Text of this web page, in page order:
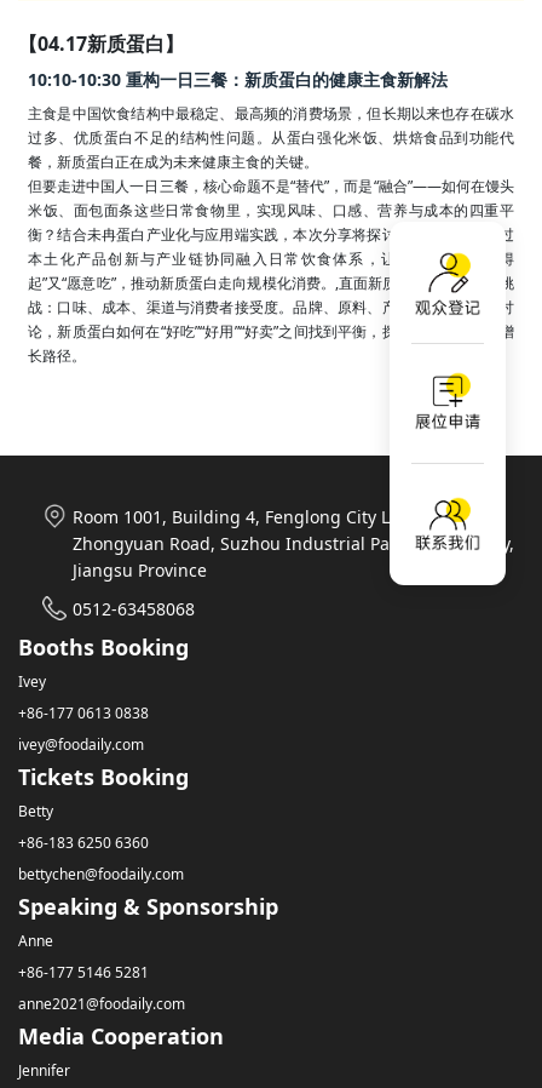
【04.17新质蛋白】
10:10-10:30 重构一日三餐：新质蛋白的健康主食新解法
主食是中国饮食结构中最稳定、最高频的消费场景，但长期以来也存在碳水
过多、优质蛋白不足的结构性问题。从蛋白强化米饭、烘焙食品到功能代
餐，新质蛋白正在成为未来健康主食的关键。
但要走进中国人一日三餐，核心命题不是“替代”，而是“融合”——如何在馒头
米饭、面包面条这些日常食物里，实现风味、口感、营养与成本的四重平
衡？结合未冉蛋白产业化与应用端实践，本次分享将探讨新质蛋白如何通过
本土化产品创新与产业链协同融入日常饮食体系，让健康主食既“吃得
起”又“愿意吃”，推动新质蛋白走向规模化消费。,直面新质蛋白产业的现实挑
战：口味、成本、渠道与消费者接受度。品牌、原料、产业资本多方共同讨
论，新质蛋白如何在“好吃”“好用”“好卖”之间找到平衡，探索真正可持续的增
长路径。
Room 1001, Building 4, Fenglong City Life Plaza, 788
Zhongyuan Road, Suzhou Industrial Park, Suzhou City,
Jiangsu Province
0512-63458068
Booths Booking
Ivey
+86-177 0613 0838
ivey@foodaily.com
Tickets Booking
Betty
+86-183 6250 6360
bettychen@foodaily.com
Speaking & Sponsorship
Anne
+86-177 5146 5281
anne2021@foodaily.com
Media Cooperation
Jennifer